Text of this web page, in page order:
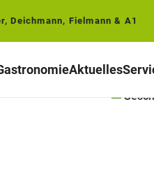
Deichmann, Fielmann & A1
Aktuelles